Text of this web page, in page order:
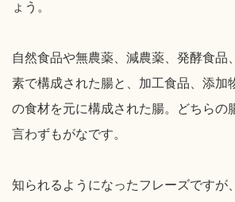
ょう。
自然食品や無農薬、減農薬、発酵食品
素で構成された腸と、加工食品、添加
の食材を元に構成された腸。どちらの
言わずもがなです。
知られるようになったフレーズですが